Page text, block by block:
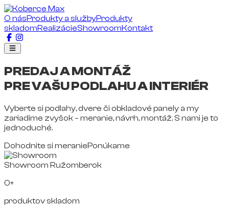
O násProdukty a službyProdukty
skladomRealizácieShowroomKontakt
PREDAJ A MONTÁŽ
PRE VAŠU PODLAHU A INTERIÉR
Vyberte si podlahy, dvere či obkladové panely a my
zariadime zvyšok – meranie, návrh, montáž. S nami je to
jednoduché.
Dohodnite si meraniePonúkame
Showroom Ružomberok
0+
produktov skladom